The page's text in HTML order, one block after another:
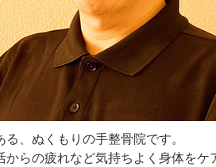
、ぬくもりの手整骨院です。
からの疲れなど気持ちよく身体をケ